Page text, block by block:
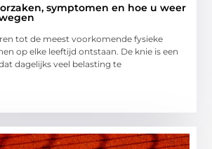
symptomen en hoe u weer
tot de meest voorkomende fysieke
op elke leeftijd ontstaan. De knie is een
dagelijks veel belasting te